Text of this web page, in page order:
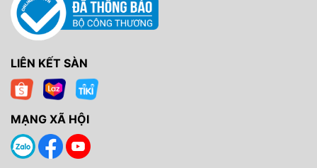
LIÊN KẾT SÀN
MẠNG XÃ HỘI